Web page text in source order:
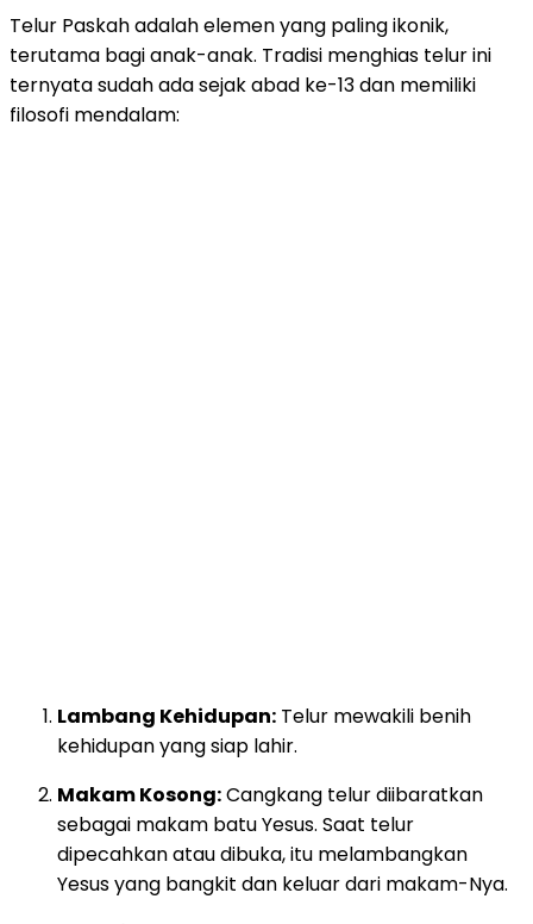
Telur Paskah adalah elemen yang paling ikonik,
terutama bagi anak-anak. Tradisi menghias telur ini
ternyata sudah ada sejak abad ke-13 dan memiliki
filosofi mendalam:
Lambang Kehidupan: Telur mewakili benih
kehidupan yang siap lahir.
Makam Kosong:Cangkang telur diibaratkan
sebagai makam batu Yesus. Saat telur
dipecahkan atau dibuka, itu melambangkan
Yesus yang bangkit dan keluar dari makam-Nya.